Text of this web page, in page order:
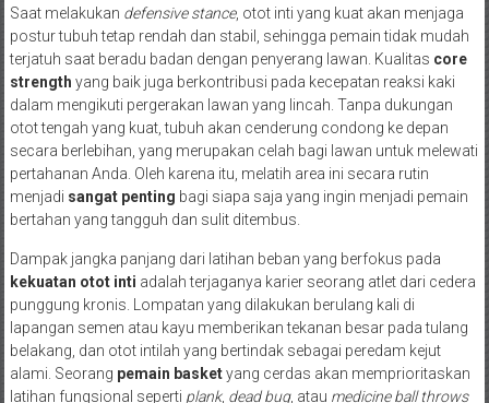
Saat melakukan defensive stance, otot inti yang kuat akan menjaga
postur tubuh tetap rendah dan stabil, sehingga pemain tidak mudah
terjatuh saat beradu badan dengan penyerang lawan. Kualitas core
strength yang baik juga berkontribusi pada kecepatan reaksi kaki
dalam mengikuti pergerakan lawan yang lincah. Tanpa dukungan
otot tengah yang kuat, tubuh akan cenderung condong ke depan
secara berlebihan, yang merupakan celah bagi lawan untuk melewati
pertahanan Anda. Oleh karena itu, melatih area ini secara rutin
menjadi sangat penting bagi siapa saja yang ingin menjadi pemain
bertahan yang tangguh dan sulit ditembus.
Dampak jangka panjang dari latihan beban yang berfokus pada
kekuatan otot inti adalah terjaganya karier seorang atlet dari cedera
punggung kronis. Lompatan yang dilakukan berulang kali di
lapangan semen atau kayu memberikan tekanan besar pada tulang
belakang, dan otot intilah yang bertindak sebagai peredam kejut
alami. Seorang pemain basketyang cerdas akan memprioritaskan
latihan fungsional seperti plank, dead bug, atau medicine ball throws